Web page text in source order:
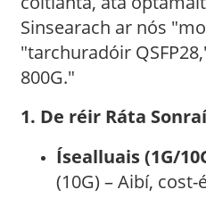
Sinsearach ar nós
"tarchuradóir
800G."
1. De réir Ráta
Ísealluais (1G/
(10G) – Aibí,